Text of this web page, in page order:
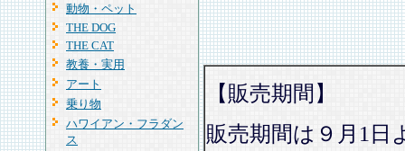
動物・ペット
THE DOG
THE CAT
教養・実用
アート
乗り物
ハワイアン・フラダン
ス
【販売期間】
販売期間は９月1日